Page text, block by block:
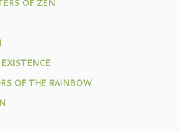
OF ZEN
OF THE RAINBOW